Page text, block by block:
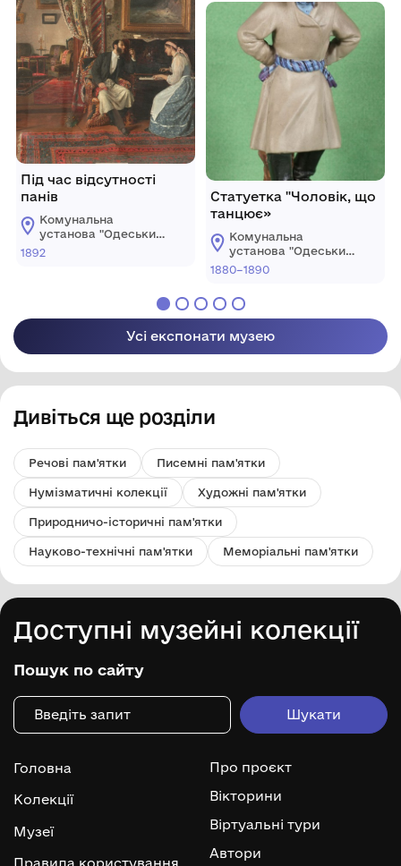
Під час відсутності
панів
Комунальна
установа "Одеський
національний
1892
Статуетка "Чоловік, що
танцює»
Комунальна
установа "Одеський
національний
1880–1890
Усі експонати музею
Дивіться ще розділи
Речові пам'ятки Писемні пам'ятки
Нумізматичні колекції Художні пам'ятки
Природничо-історичні пам'ятки
Науково-технічні пам'ятки Меморіальні пам'ятки
Доступні музейні колекції
Пошук по сайту
Головна
Колекції
Музеї
Правила користування
Про проєкт
Вікторини
Віртуальні тури
Автори